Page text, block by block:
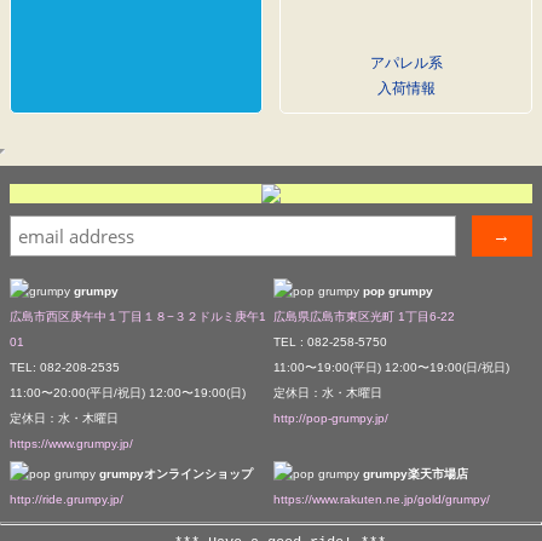
アパレル系
入荷情報
grumpy
広島市西区庚午中１丁目１８−３２ドルミ庚午1
01
TEL: 082-208-2535
11:00〜20:00(平日/祝日) 12:00〜19:00(日)
定休日：水・木曜日
https://www.grumpy.jp/
pop grumpy
広島県広島市東区光町 1丁目6-22
TEL : 082-258-5750
11:00〜19:00(平日) 12:00〜19:00(日/祝日)
定休日：水・木曜日
http://pop-grumpy.jp/
grumpyオンラインショップ
http://ride.grumpy.jp/
grumpy楽天市場店
https://www.rakuten.ne.jp/gold/grumpy/